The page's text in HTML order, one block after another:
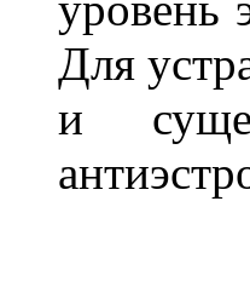
Для
и